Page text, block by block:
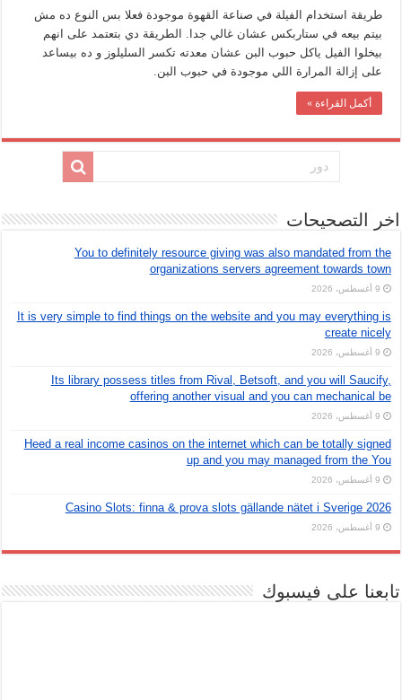
طريقة استخدام الفيلة في صناعة القهوة موجودة فعلا بس النوع ده مش
بيتم بيعه في ستاربكس عشان غالي جدا. الطريقة دي بتعتمد على انهم
بيخلوا الفيل ياكل حبوب البن عشان معدته تكسر السليلوز و ده بيساعد
على إزالة المرارة اللي موجودة في حبوب البن.
أكمل القراءة »
اخر التصحيحات
You to definitely resource giving was also mandated from the
organizations servers agreement towards town
9 أغسطس، 2026
It is very simple to find things on the website and you may everything is
create nicely
9 أغسطس، 2026
Its library possess titles from Rival, Betsoft, and you will Saucify,
offering another visual and you can mechanical be
9 أغسطس، 2026
Heed a real income casinos on the internet which can be totally signed
up and you may managed from the You
9 أغسطس، 2026
Casino Slots: finna & prova slots gällande nätet i Sverige 2026
9 أغسطس، 2026
تابعنا على فيسبوك